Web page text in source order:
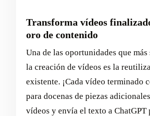
Transforma vídeos
oro de contenido
Una de las oportunidades que más
la creación de vídeos es la
existente. ¡Cada vídeo terminado
para docenas de piezas
vídeos y envía el texto a ChatGPT